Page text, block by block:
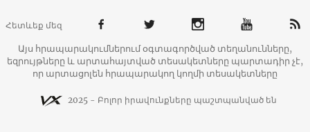
Հետևեք մեզ
Այս հրապարակումներում օգտագործված տեղանունները,
եզրույթները և արտահայտված տեսակետները պարտադիր չէ,
որ արտացոլեն հրապարակող կողմի տեսակետները
2025 - Բոլոր իրավունքները պաշտպանված են